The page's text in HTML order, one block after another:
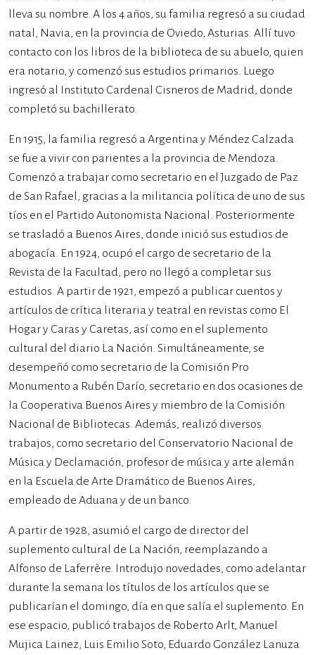
lleva su nombre. A los 4 años, su familia regresó a su ciudad
natal, Navia, en la provincia de Oviedo, Asturias. Allí tuvo
contacto con los libros de la biblioteca de su abuelo, quien
era notario, y comenzó sus estudios primarios. Luego
ingresó al Instituto Cardenal Cisneros de Madrid, donde
completó su bachillerato.
En 1915, la familia regresó a Argentina y Méndez Calzada
se fue a vivir con parientes a la provincia de Mendoza.
Comenzó a trabajar como secretario en el Juzgado de Paz
de San Rafael, gracias a la militancia política de uno de sus
tíos en el Partido Autonomista Nacional. Posteriormente
se trasladó a Buenos Aires, donde inició sus estudios de
abogacía. En 1924, ocupó el cargo de secretario de la
Revista de la Facultad, pero no llegó a completar sus
estudios. A partir de 1921, empezó a publicar cuentos y
artículos de crítica literaria y teatral en revistas como El
Hogar y Caras y Caretas, así como en el suplemento
cultural del diario La Nación. Simultáneamente, se
desempeñó como secretario de la Comisión Pro
Monumento a Rubén Darío, secretario en dos ocasiones de
la Cooperativa Buenos Aires y miembro de la Comisión
Nacional de Bibliotecas. Además, realizó diversos
trabajos, como secretario del Conservatorio Nacional de
Música y Declamación, profesor de música y arte alemán
en la Escuela de Arte Dramático de Buenos Aires,
empleado de Aduana y de un banco.
A partir de 1928, asumió el cargo de director del
suplemento cultural de La Nación, reemplazando a
Alfonso de Laferrère. Introdujo novedades, como adelantar
durante la semana los títulos de los artículos que se
publicarían el domingo, día en que salía el suplemento. En
ese espacio, publicó trabajos de Roberto Arlt, Manuel
Mujica Lainez, Luis Emilio Soto, Eduardo González Lanuza